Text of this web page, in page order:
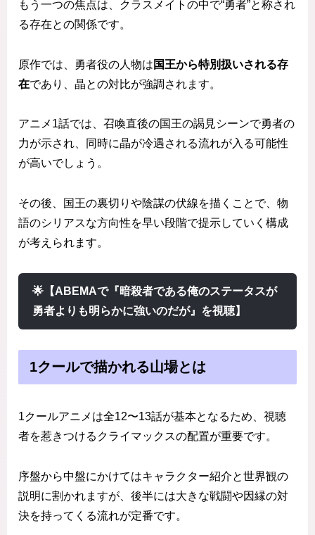
もう一つの焦点は、クラスメイトの中で“勇者”と称され
る存在との関係です。
原作では、勇者役の人物は 国王から特別扱いされる存
在であり、晶との対比が強調されます。
アニメ1話では、召喚直後の国王の謁見シーンで勇者の
力が示され、同時に晶が冷遇される流れが入る可能性
が高いでしょう。
その後、国王の裏切りや陰謀の伏線を描くことで、物
語のシリアスな方向性を早い段階で提示していく構成
が考えられます。
🌟【ABEMAで『暗殺者である俺のステータスが
勇者よりも明らかに強いのだが』を視聴】
1クールで描かれる山場とは
1クールアニメは全12〜13話が基本となるため、視聴
者を惹きつけるクライマックスの配置が重要です。
序盤から中盤にかけてはキャラクター紹介と世界観の
説明に割かれますが、後半には大きな戦闘や因縁の対
決を持ってくる流れが定番です。